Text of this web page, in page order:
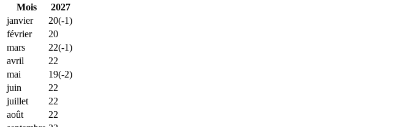
Mois
2027
janvier
20(-1)
février
20
mars
22(-1)
avril
22
mai
19(-2)
juin
22
juillet
22
août
22